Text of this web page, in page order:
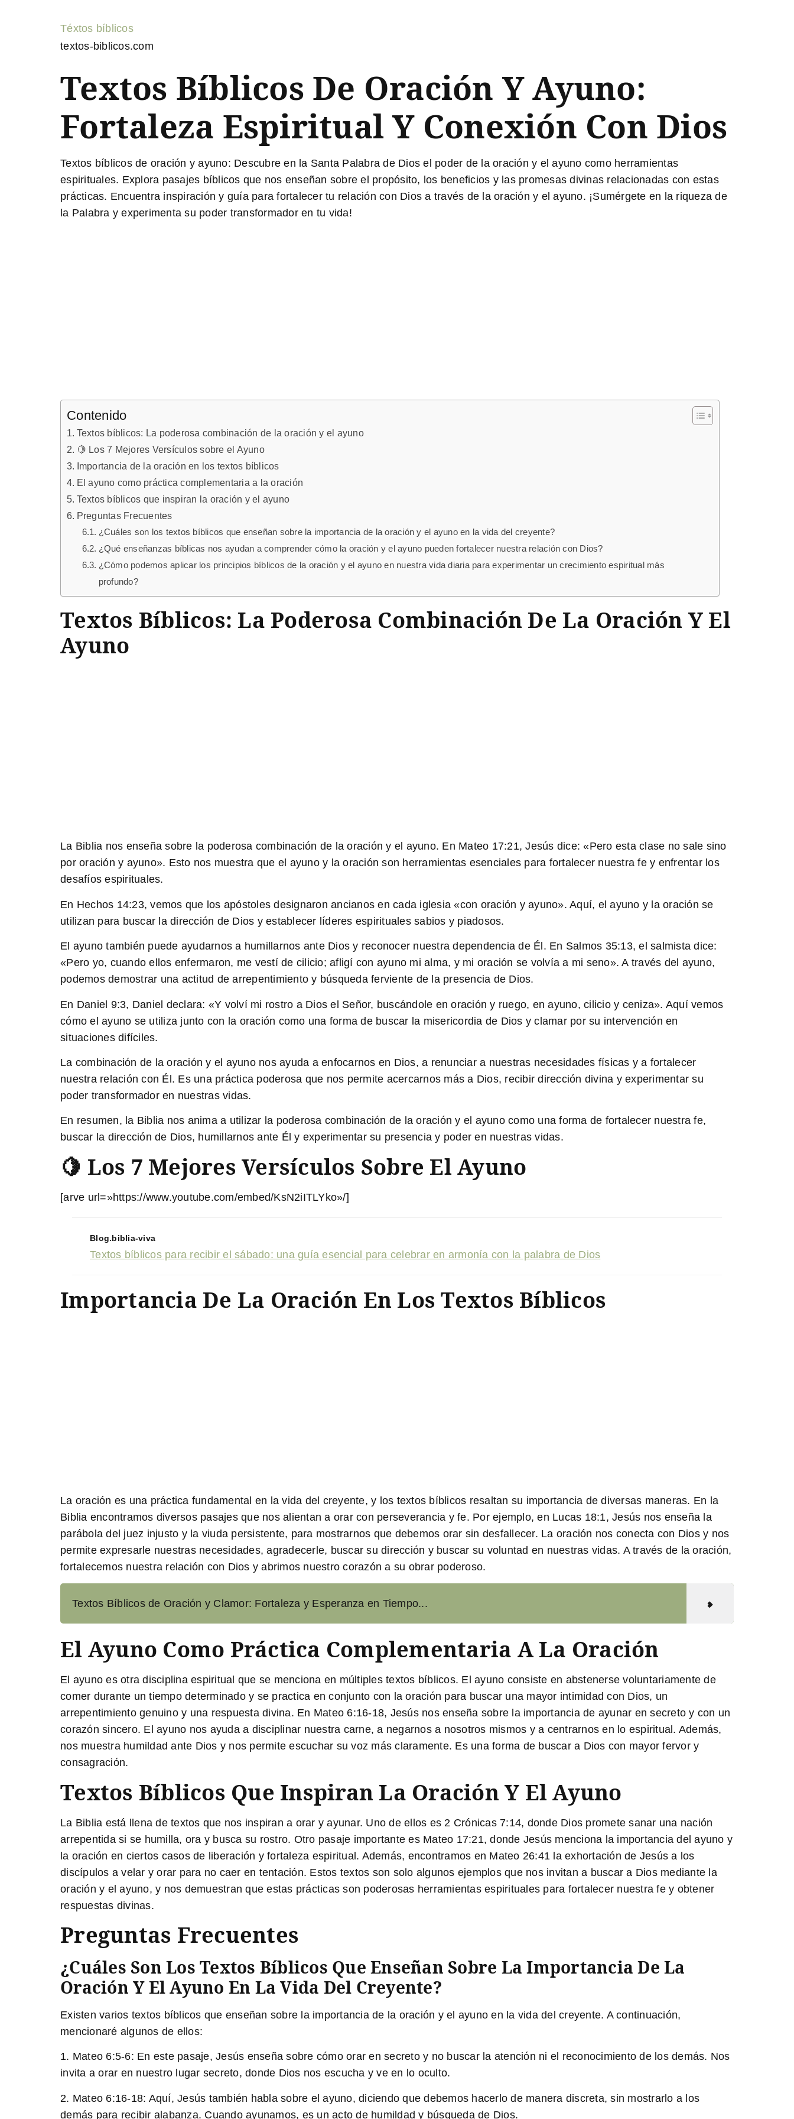
Téxtos bíblicos
textos-biblicos.com
Textos Bíblicos De Oración Y Ayuno:
Fortaleza Espiritual Y Conexión Con Dios
Textos bíblicos de oración y ayuno: Descubre en la Santa Palabra de Dios el poder de la oración y el ayuno como herramientas
espirituales. Explora pasajes bíblicos que nos enseñan sobre el propósito, los beneficios y las promesas divinas relacionadas con estas
prácticas. Encuentra inspiración y guía para fortalecer tu relación con Dios a través de la oración y el ayuno. ¡Sumérgete en la riqueza de
la Palabra y experimenta su poder transformador en tu vida!
Contenido
Textos bíblicos: La poderosa combinación de la oración y el ayuno
🍋 Los 7 Mejores Versículos sobre el Ayuno
Importancia de la oración en los textos bíblicos
El ayuno como práctica complementaria a la oración
Textos bíblicos que inspiran la oración y el ayuno
Preguntas Frecuentes
¿Cuáles son los textos bíblicos que enseñan sobre la importancia de la oración y el ayuno en la vida del creyente?
¿Qué enseñanzas bíblicas nos ayudan a comprender cómo la oración y el ayuno pueden fortalecer nuestra relación con Dios?
¿Cómo podemos aplicar los principios bíblicos de la oración y el ayuno en nuestra vida diaria para experimentar un crecimiento espiritual más
profundo?
Textos Bíblicos: La Poderosa Combinación De La Oración Y El
Ayuno
La Biblia nos enseña sobre la poderosa combinación de la oración y el ayuno. En Mateo 17:21, Jesús dice: «Pero esta clase no sale sino
por oración y ayuno». Esto nos muestra que el ayuno y la oración son herramientas esenciales para fortalecer nuestra fe y enfrentar los
desafíos espirituales.
En Hechos 14:23, vemos que los apóstoles designaron ancianos en cada iglesia «con oración y ayuno». Aquí, el ayuno y la oración se
utilizan para buscar la dirección de Dios y establecer líderes espirituales sabios y piadosos.
El ayuno también puede ayudarnos a humillarnos ante Dios y reconocer nuestra dependencia de Él. En Salmos 35:13, el salmista dice:
«Pero yo, cuando ellos enfermaron, me vestí de cilicio; afligí con ayuno mi alma, y mi oración se volvía a mi seno». A través del ayuno,
podemos demostrar una actitud de arrepentimiento y búsqueda ferviente de la presencia de Dios.
En Daniel 9:3, Daniel declara: «Y volví mi rostro a Dios el Señor, buscándole en oración y ruego, en ayuno, cilicio y ceniza». Aquí vemos
cómo el ayuno se utiliza junto con la oración como una forma de buscar la misericordia de Dios y clamar por su intervención en
situaciones difíciles.
La combinación de la oración y el ayuno nos ayuda a enfocarnos en Dios, a renunciar a nuestras necesidades físicas y a fortalecer
nuestra relación con Él. Es una práctica poderosa que nos permite acercarnos más a Dios, recibir dirección divina y experimentar su
poder transformador en nuestras vidas.
En resumen, la Biblia nos anima a utilizar la poderosa combinación de la oración y el ayuno como una forma de fortalecer nuestra fe,
buscar la dirección de Dios, humillarnos ante Él y experimentar su presencia y poder en nuestras vidas.
🍋 Los 7 Mejores Versículos Sobre El Ayuno
[arve url=»https://www.youtube.com/embed/KsN2iITLYko»/]
Blog.biblia-viva
Textos bíblicos para recibir el sábado: una guía esencial para celebrar en armonía con la palabra de Dios
Importancia De La Oración En Los Textos Bíblicos
La oración es una práctica fundamental en la vida del creyente, y los textos bíblicos resaltan su importancia de diversas maneras. En la
Biblia encontramos diversos pasajes que nos alientan a orar con perseverancia y fe. Por ejemplo, en Lucas 18:1, Jesús nos enseña la
parábola del juez injusto y la viuda persistente, para mostrarnos que debemos orar sin desfallecer. La oración nos conecta con Dios y nos
permite expresarle nuestras necesidades, agradecerle, buscar su dirección y buscar su voluntad en nuestras vidas. A través de la oración,
fortalecemos nuestra relación con Dios y abrimos nuestro corazón a su obrar poderoso.
Textos Bíblicos de Oración y Clamor: Fortaleza y Esperanza en Tiempo...
El Ayuno Como Práctica Complementaria A La Oración
El ayuno es otra disciplina espiritual que se menciona en múltiples textos bíblicos. El ayuno consiste en abstenerse voluntariamente de
comer durante un tiempo determinado y se practica en conjunto con la oración para buscar una mayor intimidad con Dios, un
arrepentimiento genuino y una respuesta divina. En Mateo 6:16-18, Jesús nos enseña sobre la importancia de ayunar en secreto y con un
corazón sincero. El ayuno nos ayuda a disciplinar nuestra carne, a negarnos a nosotros mismos y a centrarnos en lo espiritual. Además,
nos muestra humildad ante Dios y nos permite escuchar su voz más claramente. Es una forma de buscar a Dios con mayor fervor y
consagración.
Textos Bíblicos Que Inspiran La Oración Y El Ayuno
La Biblia está llena de textos que nos inspiran a orar y ayunar. Uno de ellos es 2 Crónicas 7:14, donde Dios promete sanar una nación
arrepentida si se humilla, ora y busca su rostro. Otro pasaje importante es Mateo 17:21, donde Jesús menciona la importancia del ayuno y
la oración en ciertos casos de liberación y fortaleza espiritual. Además, encontramos en Mateo 26:41 la exhortación de Jesús a los
discípulos a velar y orar para no caer en tentación. Estos textos son solo algunos ejemplos que nos invitan a buscar a Dios mediante la
oración y el ayuno, y nos demuestran que estas prácticas son poderosas herramientas espirituales para fortalecer nuestra fe y obtener
respuestas divinas.
Preguntas Frecuentes
¿Cuáles Son Los Textos Bíblicos Que Enseñan Sobre La Importancia De La
Oración Y El Ayuno En La Vida Del Creyente?
Existen varios textos bíblicos que enseñan sobre la importancia de la oración y el ayuno en la vida del creyente. A continuación,
mencionaré algunos de ellos:
1. Mateo 6:5-6: En este pasaje, Jesús enseña sobre cómo orar en secreto y no buscar la atención ni el reconocimiento de los demás. Nos
invita a orar en nuestro lugar secreto, donde Dios nos escucha y ve en lo oculto.
2. Mateo 6:16-18: Aquí, Jesús también habla sobre el ayuno, diciendo que debemos hacerlo de manera discreta, sin mostrarlo a los
demás para recibir alabanza. Cuando ayunamos, es un acto de humildad y búsqueda de Dios.